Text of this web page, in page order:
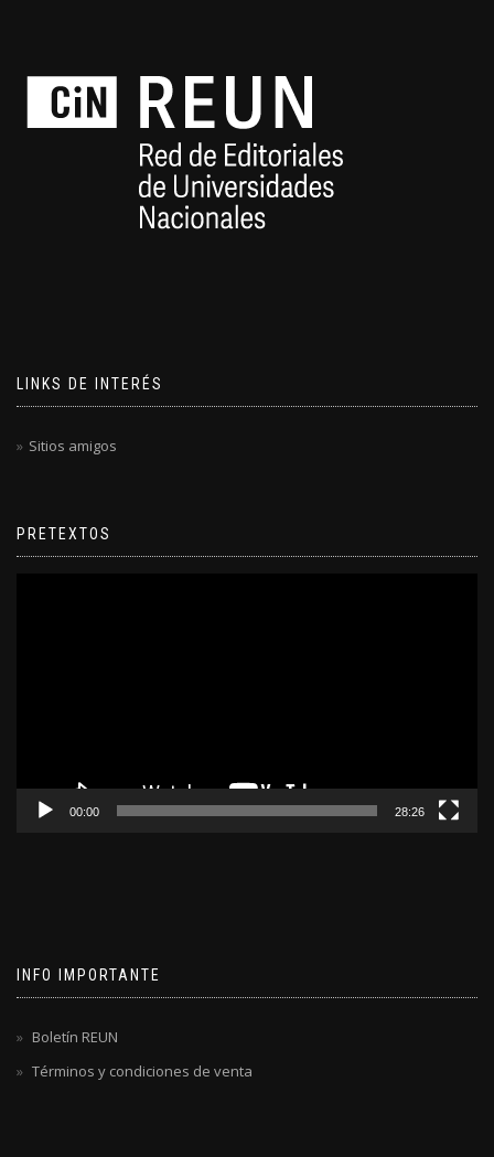
LINKS DE INTERÉS
Sitios amigos
PRETEXTOS
00:00 28:26
INFO IMPORTANTE
Boletín REUN
Términos y condiciones de venta